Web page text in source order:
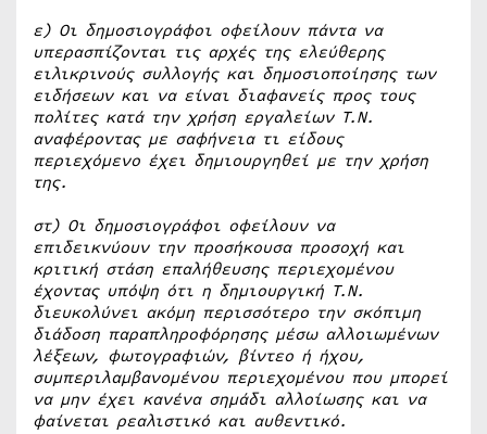
ε) Οι δημοσιογράφοι οφείλουν πάντα να
υπερασπίζονται τις αρχές της ελεύθερης
ειλικρινούς συλλογής και δημοσιοποίησης των
ειδήσεων και να είναι διαφανείς προς τους
πολίτες κατά την χρήση εργαλείων Τ.Ν.
αναφέροντας με σαφήνεια τι είδους
περιεχόμενο έχει δημιουργηθεί με την χρήση
της.
στ) Οι δημοσιογράφοι οφείλουν να
επιδεικνύουν την προσήκουσα προσοχή και
κριτική στάση επαλήθευσης περιεχομένου
έχοντας υπόψη ότι η δημιουργική Τ.Ν.
διευκολύνει ακόμη περισσότερο την σκόπιμη
διάδοση παραπληροφόρησης μέσω αλλοιωμένων
λέξεων, φωτογραφιών, βίντεο ή ήχου,
συμπεριλαμβανομένου περιεχομένου που μπορεί
να μην έχει κανένα σημάδι αλλοίωσης και να
φαίνεται ρεαλιστικό και αυθεντικό.